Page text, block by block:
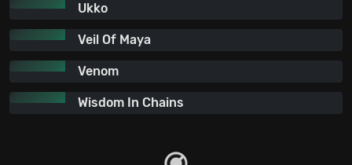
Ukko
Veil Of Maya
Venom
Wisdom In Chains